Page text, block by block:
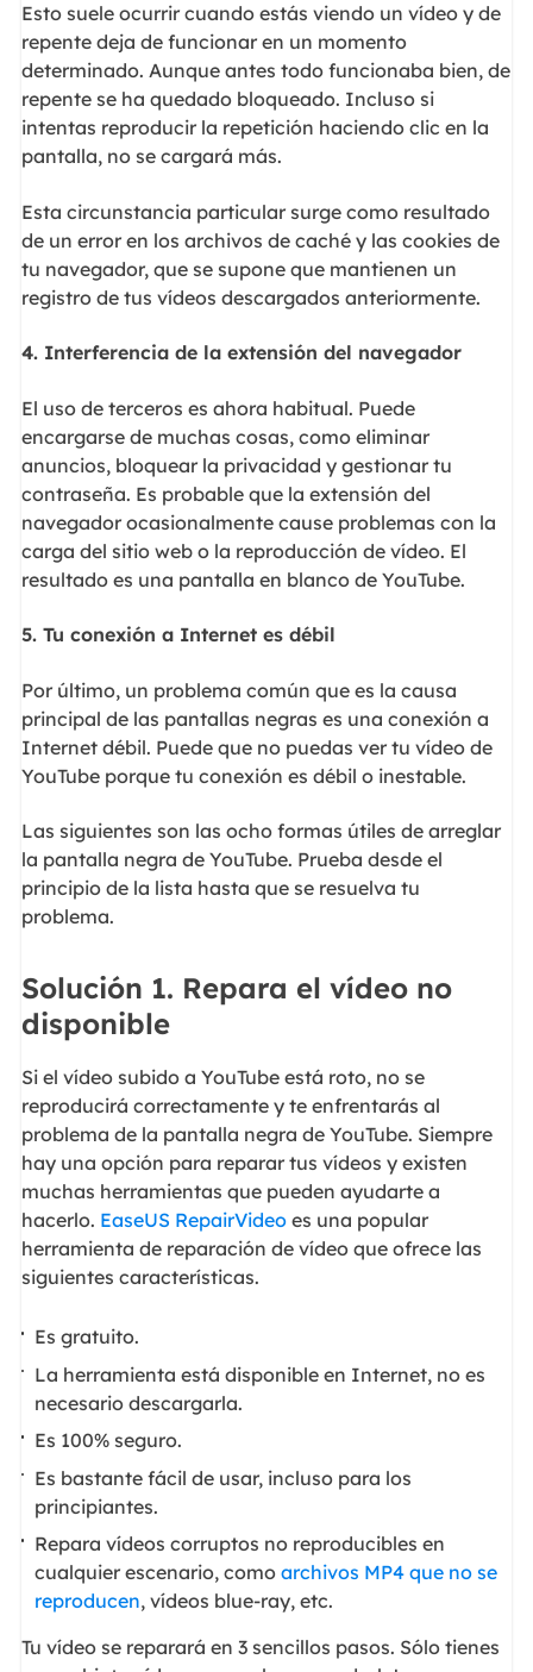
Esto suele ocurrir cuando estás viendo un vídeo y de
repente deja de funcionar en un momento
determinado. Aunque antes todo funcionaba bien, de
repente se ha quedado bloqueado. Incluso si
intentas reproducir la repetición haciendo clic en la
pantalla, no se cargará más.
Esta circunstancia particular surge como resultado
de un error en los archivos de caché y las cookies de
tu navegador, que se supone que mantienen un
registro de tus vídeos descargados anteriormente.
4. Interferencia de la extensión del navegador
El uso de terceros es ahora habitual. Puede
encargarse de muchas cosas, como eliminar
anuncios, bloquear la privacidad y gestionar tu
contraseña. Es probable que la extensión del
navegador ocasionalmente cause problemas con la
carga del sitio web o la reproducción de vídeo. El
resultado es una pantalla en blanco de YouTube.
5. Tu conexión a Internet es débil
Por último, un problema común que es la causa
principal de las pantallas negras es una conexión a
Internet débil. Puede que no puedas ver tu vídeo de
YouTube porque tu conexión es débil o inestable.
Las siguientes son las ocho formas útiles de arreglar
la pantalla negra de YouTube. Prueba desde el
principio de la lista hasta que se resuelva tu
problema.
Solución 1. Repara el vídeo no
disponible
Si el vídeo subido a YouTube está roto, no se
reproducirá correctamente y te enfrentarás al
problema de la pantalla negra de YouTube. Siempre
hay una opción para reparar tus vídeos y existen
muchas herramientas que pueden ayudarte a
hacerlo. EaseUS RepairVideoes una popular
herramienta de reparación de vídeo que ofrece las
siguientes características.
Es gratuito.
La herramienta está disponible en Internet, no es
necesario descargarla.
Es 100% seguro.
Es bastante fácil de usar, incluso para los
principiantes.
Repara vídeos corruptos no reproducibles en
cualquier escenario, comoarchivos MP4 que no se
reproducen, vídeos blue-ray, etc.
Tu vídeo se reparará en 3 sencillos pasos. Sólo tienes